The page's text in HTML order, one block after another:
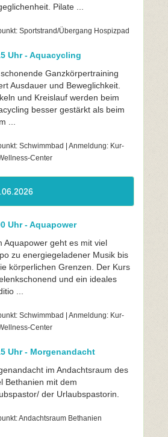
Pilate ...
Sportstrand/Übergang Hospizpad
Uhr - Aquacycling
Ganzkörpertraining
Ausdauer und Beweglichkeit.
und Kreislauf werden beim
besser gestärkt als beim
...
Schwimmbad | Anmeldung: Kur-
Center
Uhr - Aquapower
Aquapower geht es mit viel
zu energiegeladener Musik bis
körperlichen Grenzen. Der Kurs
und ein ideales
...
Schwimmbad | Anmeldung: Kur-
Center
Uhr - Morgenandacht
im Andachtsraum des
Bethanien mit dem
der Urlaubspastorin.
Andachtsraum Bethanien